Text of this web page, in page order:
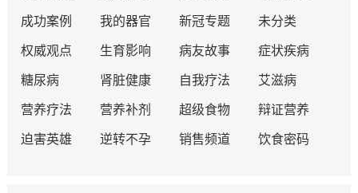
成功案例 我的器官 新冠专题 未分类
权威观点 生育影响 病友故事 症状疾病
糖尿病 肾脏健康 自我疗法 艾滋病
营养疗法 营养补剂 超级食物 辩证营养
迫害英雄 逆转不孕 销售频道 饮食密码